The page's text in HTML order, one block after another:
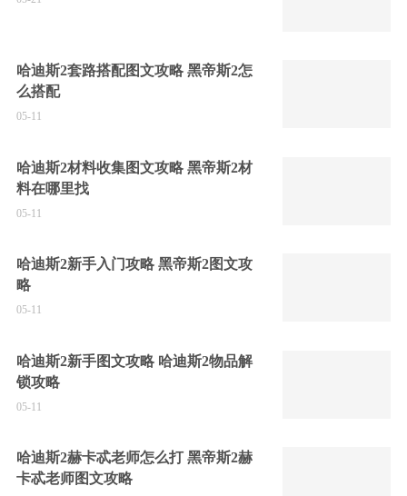
哈迪斯2套路搭配图文攻略 黑帝斯2怎
么搭配
05-11
哈迪斯2材料收集图文攻略 黑帝斯2材
料在哪里找
05-11
哈迪斯2新手入门攻略 黑帝斯2图文攻
略
05-11
哈迪斯2新手图文攻略 哈迪斯2物品解
锁攻略
05-11
哈迪斯2赫卡忒老师怎么打 黑帝斯2赫
卡忒老师图文攻略